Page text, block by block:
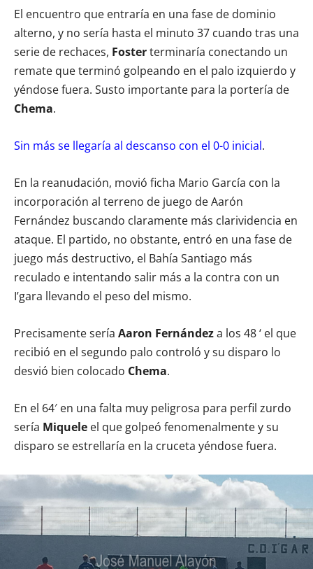
El encuentro que entraría en una fase de dominio
alterno, y no sería hasta el minuto 37 cuando tras una
serie de rechaces, Fosterterminaría conectando un
remate que terminó golpeando en el palo izquierdo y
yéndose fuera. Susto importante para la portería de
Chema.
Sin más se llegaría al descanso con el 0-0 inicial.
En la reanudación, movió ficha Mario García con la
incorporación al terreno de juego de Aarón
Fernández buscando claramente más clarividencia en
ataque. El partido, no obstante, entró en una fase de
juego más destructivo, el Bahía Santiago más
reculado e intentando salir más a la contra con un
I’gara llevando el peso del mismo.
Precisamente sería Aaron Fernándeza los 48 ‘ el que
recibió en el segundo palo controló y su disparo lo
desvió bien colocado Chema.
En el 64′ en una falta muy peligrosa para perfil zurdo
sería Miquele el que golpeó fenomenalmente y su
disparo se estrellaría en la cruceta yéndose fuera.